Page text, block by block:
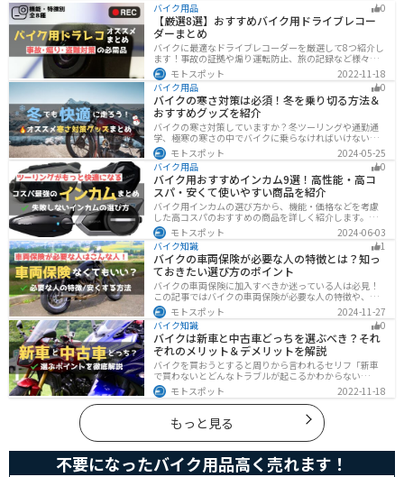
バイク用品 0
【厳選8選】おすすめバイク用ドライブレコー
ダーまとめ
バイクに最適なドライブレコーダーを厳選して8つ紹介し
ます！事故の証拠や煽り運転防止、旅の記録など様々な
役に立つドライブコーダー、何を選べばいいか迷ってい
る方に特徴別にまとめました。
モトスポット
2022-11-18
バイク用品
0
バイクの寒さ対策は必須！冬を乗り切る方法＆
おすすめグッズを紹介
バイクの寒さ対策していますか？冬ツーリングや通勤通
学、極寒の寒さの中でバイクに乗らなければいけない時
でも快適に乗る方法をまとめました！オススメの寒さ対
策グッズも紹介しているので、これで寒い冬でも快適に
バイクに乗りましょう！
モトスポット
2024-05-25
バイク用品
0
バイク用おすすめインカム9選！高性能・高コ
スパ・安くて使いやすい商品を紹介
バイク用インカムの選び方から、機能・価格などを考慮
した高コスパのおすすめの商品を詳しく紹介します。初
心者からベテランライダーまで、マスツーやソロツーに
適した最適なインカムを見つけるための参考にしてくだ
さい。
モトスポット
2024-06-03
バイク知識
1
バイクの車両保険が必要な人の特徴とは？知っ
ておきたい選び方のポイント
バイクの車両保険に加入すべきか迷っている人は必見！
この記事ではバイクの車両保険が必要な人の特徴や、車
両保険の選び方を解説します。実は、価値の高いバイク
は修理費用が高額になる場合が多いです。この記事を読
めば車両保険の正しい選び方がわかります。
モトスポット
2024-11-27
バイク知識
0
バイクは新車と中古車どっちを選ぶべき？それ
ぞれのメリット＆デメリットを解説
バイクを買おうとすると周りから言われるセリフ「新車
で買わないとどんなトラブルが起こるかわからない
ぞ！」「いやいや、どうせ転ぶんだから中古車で十分
だ！」…いろんな意見があるから迷いますよね。でも新
車と中古車、どちらにも良い点と悪い点があるんです。
それぞれの特徴について解説します。
モトスポット 2022-11-18
もっと見る
不要になったバイク用品高く売れます！